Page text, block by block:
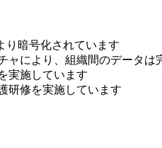
り暗号化されています
ャにより、組織間のデータは
実施しています
研修を実施しています